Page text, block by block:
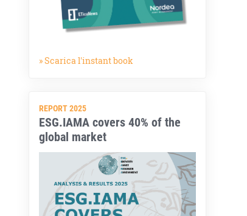
» Scarica l'instant book
REPORT 2025
ESG.IAMA covers 40% of the
global market